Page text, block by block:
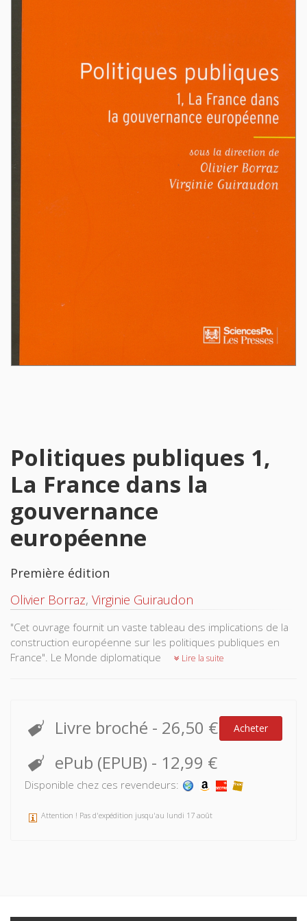
Politiques publiques 1,
La France dans la
gouvernance
européenne
Première édition
Olivier Borraz, Virginie Guiraudon
"Cet ouvrage fournit un vaste tableau des implications de la
construction européenne sur les politiques publiques en
France". Le Monde diplomatique
Lire la suite
Livre broché - 26,50 € Acheter
ePub (EPUB) - 12,99 €
Disponible chez ces revendeurs:
Attention ! Pas d'expédition jusqu'au lundi 17 août